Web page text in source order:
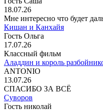
18.07.26
Мне интересно что будет
Кишан и Канхайя
Гость Ольга
17.07.26
Классный фильм
Аладдин и король
ANTONIO
13.07.26
СПАСИБО ЗА ВСЁ
Суворов
Гость николай